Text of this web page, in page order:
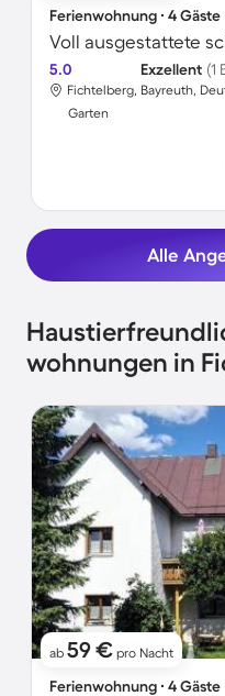
Ferienwohnung ∙ 4
5.0 Exzellent (1
Fichtelberg, Bayreuth,
Garten
Alle
wohnungen in
ab 59 € pro Nacht
Ferienwohnung ∙ 4